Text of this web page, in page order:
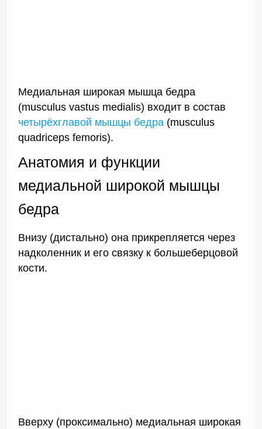
Медиальная широкая мышца бедра
(musculus vastus medialis) входит в состав
четырёхглавой мышцы бедра (musculus
quadriceps femoris).
Анатомия и функции
медиальной широкой мышцы
бедра
Внизу (дистально) она прикрепляется через
надколенник и его связку к большеберцовой
кости.
Вверху (проксимально) медиальная широкая